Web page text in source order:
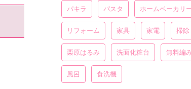
パキラ パスタ ホームベーカリ
リフォーム 家具 家電 掃除
栗原はるみ 洗面化粧台 無料編
風呂 食洗機